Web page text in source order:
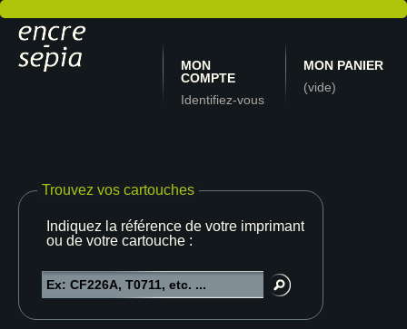
MON
COMPTE
Identifiez-vous
MON PANIER
(vide)
Trouvez vos cartouches
Indiquez la référence de votre imprimante
ou de votre cartouche :